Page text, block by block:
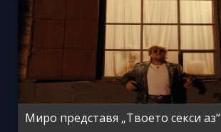
Миро представя „Твоето секси аз“